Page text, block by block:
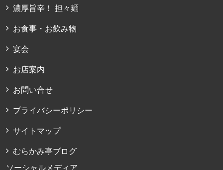
濃厚旨辛！ 担々麺
お食事・お飲み物
宴会
お店案内
お問い合せ
プライバシーポリシー
サイトマップ
むらかみ亭ブログ
ソーシャルメディア